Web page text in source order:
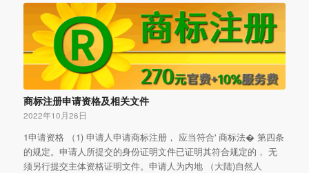
商标注册申请资格及相关文件
2022年10月26日
1申请资格 （1) 申请人申请商标注册， 应当符合' 商标法� 第四条
的规定。申请人所提交的身份证明文件已证明其符合规定的， 无
须另行提交主体资格证明文件。申请人为内地 （大陆)自然人